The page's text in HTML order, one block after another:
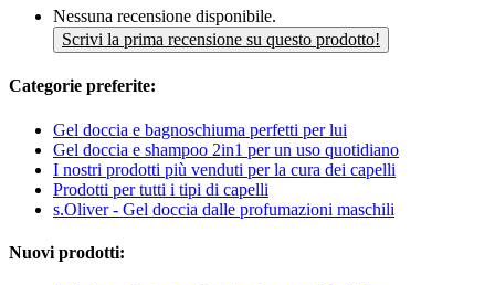
Nessuna recensione disponibile.
Scrivi la prima recensione su questo prodotto!
Categorie preferite:
Gel doccia e bagnoschiuma perfetti per lui
Gel doccia e shampoo 2in1 per un uso quotidiano
I nostri prodotti più venduti per la cura dei capelli
Prodotti per tutti i tipi di capelli
s.Oliver - Gel doccia dalle profumazioni maschili
Nuovi prodotti: